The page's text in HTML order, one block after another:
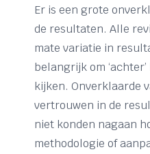
Er is een grote
de resultaten. Alle
mate variatie in
belangrijk om
kijken. Onverklaarde
vertrouwen in de
niet konden nagaan
methodologie of